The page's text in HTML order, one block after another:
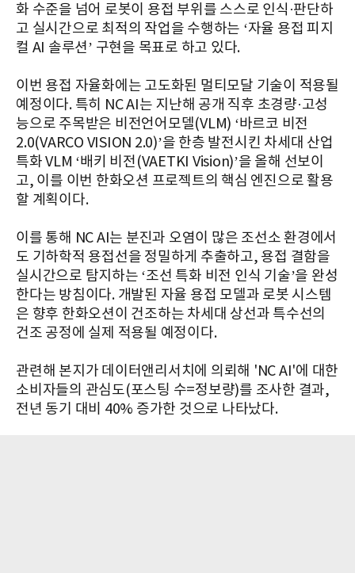
화 수준을 넘어 로봇이 용접 부위를 스스로 인식·판단하
고 실시간으로 최적의 작업을 수행하는 ‘자율 용접 피지
컬 AI 솔루션’ 구현을 목표로 하고 있다.
이번 용접 자율화에는 고도화된 멀티모달 기술이 적용될
예정이다. 특히 NC AI는 지난해 공개 직후 초경량·고성
능으로 주목받은 비전언어모델(VLM) ‘바르코 비전
2.0(VARCO VISION 2.0)’을 한층 발전시킨 차세대 산업
특화 VLM ‘배키 비전(VAETKI Vision)’을 올해 선보이
고, 이를 이번 한화오션 프로젝트의 핵심 엔진으로 활용
할 계획이다.
이를 통해 NC AI는 분진과 오염이 많은 조선소 환경에서
도 기하학적 용접선을 정밀하게 추출하고, 용접 결함을
실시간으로 탐지하는 ‘조선 특화 비전 인식 기술’을 완성
한다는 방침이다. 개발된 자율 용접 모델과 로봇 시스템
은 향후 한화오션이 건조하는 차세대 상선과 특수선의
건조 공정에 실제 적용될 예정이다.
관련해 본지가 데이터앤리서치에 의뢰해 'NC AI'에 대한
소비자들의 관심도(포스팅 수=정보량)를 조사한 결과,
전년 동기 대비 40% 증가한 것으로 나타났다.